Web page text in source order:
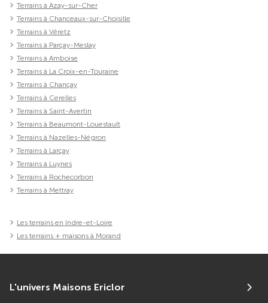
Terrains à Azay-sur-Cher
Terrains à Chanceaux-sur-Choisille
Terrains à Véretz
Terrains à Parçay-Meslay
Terrains à Amboise
Terrains à La Croix-en-Touraine
Terrains à Chançay
Terrains à Cerelles
Terrains à Saint-Avertin
Terrains à Beaumont-Louestault
Terrains à Nazelles-Négron
Terrains à Larçay
Terrains à Luynes
Terrains à Rochecorbon
Terrains à Mettray
Les terrains en Indre-et-Loire
Les terrains + maisons à Morand
L'univers Maisons Ericlor